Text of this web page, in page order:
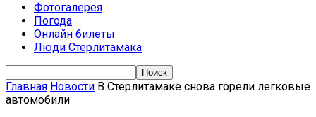
Фотогалерея
Погода
Онлайн билеты
Люди Стерлитамака
Главная Новости В Стерлитамаке снова горели легковые
автомобили